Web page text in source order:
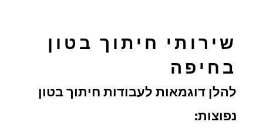
שירותי חיתוך בטון
בחיפה
להלן דוגמאות לעבודות חיתוך בטון
נפוצות: